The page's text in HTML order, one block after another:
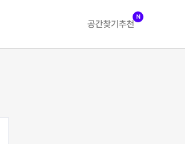
공간찾기 추천
N